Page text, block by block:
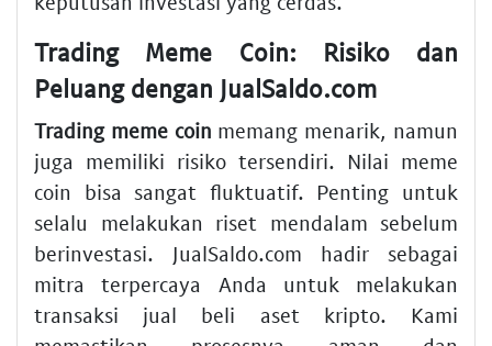
Trading Meme Coin: Risiko dan
Peluang dengan JualSaldo.com
Trading meme coin memang menarik, namun
juga memiliki risiko tersendiri. Nilai meme
coin bisa sangat fluktuatif. Penting untuk
selalu melakukan riset mendalam sebelum
berinvestasi. JualSaldo.com hadir sebagai
mitra terpercaya Anda untuk melakukan
transaksi jual beli aset kripto. Kami